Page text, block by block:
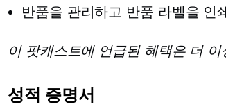
반품을 관리하고 반품 라벨을 인
이 팟캐스트에 언급된 혜택은 더
성적 증명서